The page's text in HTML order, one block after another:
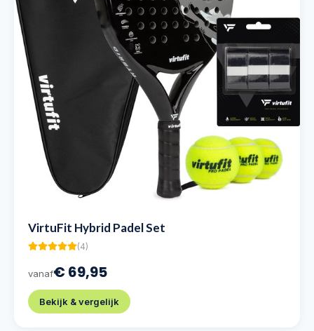
VirtuFit Hybrid Padel Set
(4)
vanaf€ 69,95
Bekijk & vergelijk